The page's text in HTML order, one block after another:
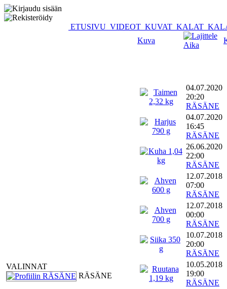
ETUSIVU VIDEOT KUVAT KALAT
VALINNAT
RÄSÄNE
Kuva
Aika
04.07.2020
20:20
RÄSÄNE
04.07.2020
16:45
RÄSÄNE
26.06.2020
22:00
RÄSÄNE
12.07.2018
07:00
RÄSÄNE
12.07.2018
00:00
RÄSÄNE
10.07.2018
20:00
RÄSÄNE
10.05.2018
19:00
RÄSÄNE